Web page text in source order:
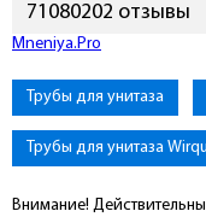
71080202 отзывы
Mneniya.Pro
Трубы для унитаза
Трубы для унитаза
Внимание!